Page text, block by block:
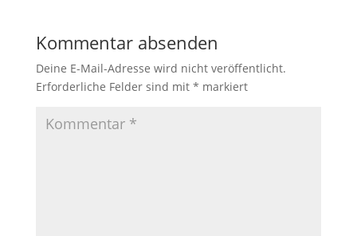
Kommentar absenden
Deine E-Mail-Adresse wird nicht veröffentlicht.
Erforderliche Felder sind mit * markiert